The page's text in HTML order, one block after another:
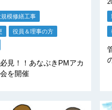
規模修繕工事
役員＆理事の方
見！！あなぶきPMアカ
を開催